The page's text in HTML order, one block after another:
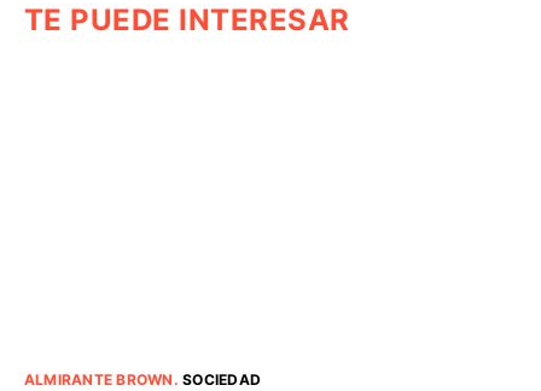
TE PUEDE INTERESAR
ALMIRANTE BROWN .SOCIEDAD